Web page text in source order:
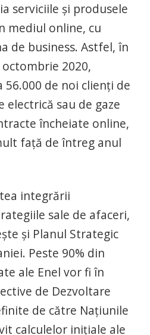
serviciile şi produsele
mediul online, cu
de business. Astfel, în
2020,
de noi clienţi de
electrică sau de gaze
încheiate online,
faţă de întreg anul
integrării
sale de afaceri,
şi Planul Strategic
Peste 90% din
ale Enel vor fi în
de Dezvoltare
de către Naţiunile
calculelor iniţiale ale